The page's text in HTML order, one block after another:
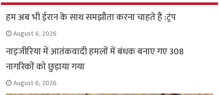
o
k
p
p
r
a
m
n
k
हम अब भी ईरान के साथ समझौता करना चाहते हैं :ट्रंप
August 6, 2026
नाइजीरिया में आतंकवादी हमलों में बंधक बनाए गए 308
नागरिकों को छुड़ाया गया
August 6, 2026